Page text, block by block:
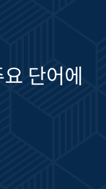
단어에